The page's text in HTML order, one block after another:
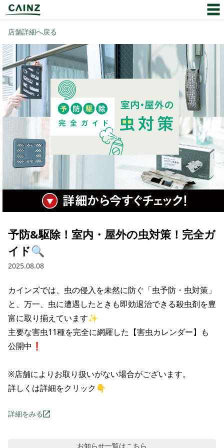
店舗詳細へ戻る
予防&駆除！室内・屋外の虫対策！完全ガ
イド🔍
2025.08.08
カインズでは、虫の侵入を未然に防ぐ「虫予防・虫対策」
と、万一、虫に遭遇したときも即効退治できる殺虫剤を豊
富に取り揃えています✨
主要な害虫11種を完全に網羅した【害虫カレンダー】も
公開中❗
※店舗によりお取り扱いがない場合がございます。
詳しくは詳細をクリック👇
詳細をみる
お知らせ一覧はこちら